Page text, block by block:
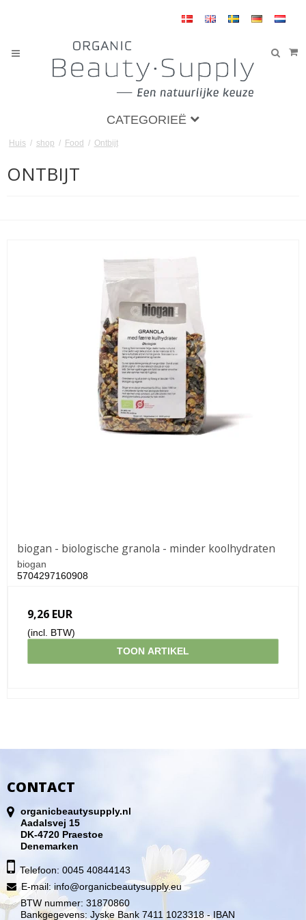
CATEGORIEË
Huis / shop / Food / Ontbijt
ONTBIJT
biogan - biologische granola - minder koolhydraten
biogan
5704297160908
9,26 EUR
(incl. BTW)
TOON ARTIKEL
CONTACT
organicbeautysupply.nl
Aadalsvej 15
DK-4720 Praestoe
Denemarken
Telefoon: 0045 40844143
E-mail: info@organicbeautysupply.eu
BTW nummer: 31870860
Bankgegevens: Jyske Bank 7411 1023318 - IBAN